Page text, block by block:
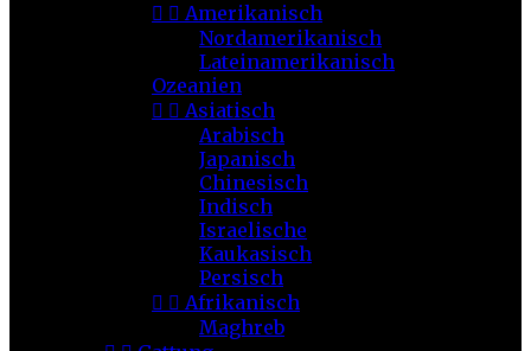
  Amerikanisch
Nordamerikanisch
Lateinamerikanisch
Ozeanien
  Asiatisch
Arabisch
Japanisch
Chinesisch
Indisch
Israelische
Kaukasisch
Persisch
  Afrikanisch
Maghreb